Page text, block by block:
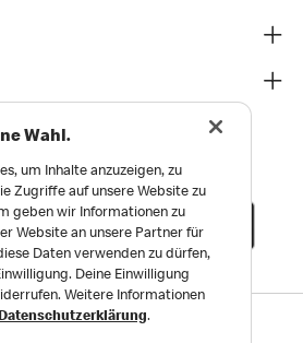
Datenschutz
Wahl.
um Inhalte anzuzeigen, zu
Zugriffe auf unsere Website zu
geben wir Informationen zu
Website an unsere Partner für
Daten verwenden zu dürfen,
Deine Einwilligung
Weitere Informationen
Datenschutzerklärung.